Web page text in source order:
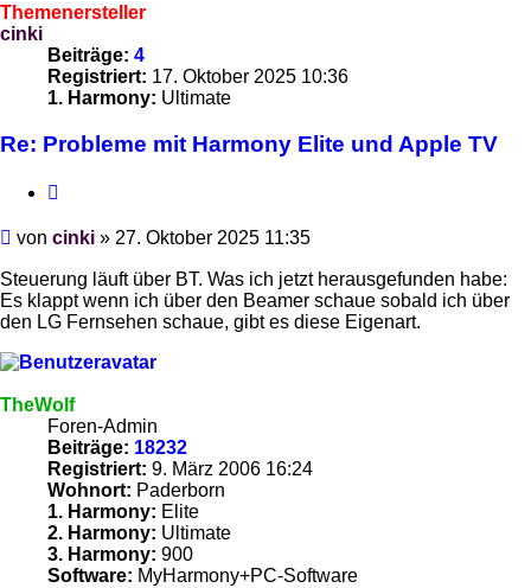
Themenersteller
cinki
Beiträge: 4
Registriert: 17. Oktober 2025 10:36
1. Harmony: Ultimate
Re: Probleme mit Harmony Elite und Apple TV
Beitrag
von cinki » 27. Oktober 2025 11:35
Steuerung läuft über BT. Was ich jetzt herausgefunden habe:
Es klappt wenn ich über den Beamer schaue sobald ich über
den LG Fernsehen schaue, gibt es diese Eigenart.
TheWolf
Foren-Admin
Beiträge: 18232
Registriert: 9. März 2006 16:24
Wohnort: Paderborn
1. Harmony: Elite
2. Harmony: Ultimate
3. Harmony: 900
Software: MyHarmony+PC-Software